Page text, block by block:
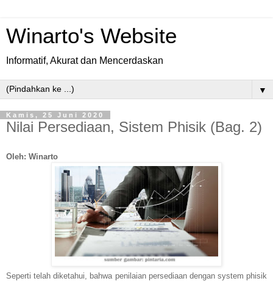
Winarto's Website
Informatif, Akurat dan Mencerdaskan
▼
Kamis, 25 Juni 2020
Nilai Persediaan, Sistem Phisik (Bag. 2)
Oleh: Winarto
Seperti telah diketahui, bahwa penilaian persediaan dengan system phisik